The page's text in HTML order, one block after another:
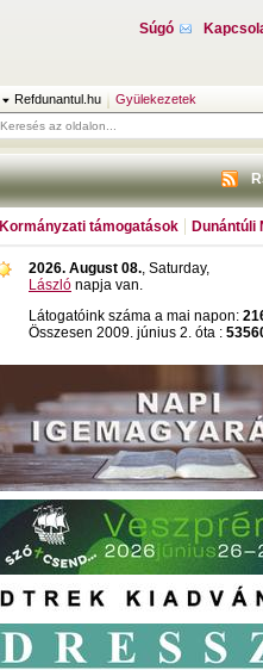
Súgó
Refdunantul.hu Gyülekezetek
Kormányzati támogatások Dunántúli
2026. August 08., Saturday,
László napja van.
Látogatóink száma a mai napon:
Összesen 2009. június 2. óta :